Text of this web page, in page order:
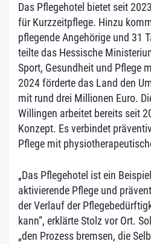
Das Pflegehotel bietet seit
für Kurzzeitpflege. Hinzu
pflegende Angehörige und 31
teilte das Hessische
Sport, Gesundheit und Pflege
2024 förderte das Land den
mit rund drei Millionen Euro.
Willingen arbeitet bereits seit
Konzept. Es verbindet
Pflege mit
„Das Pflegehotel ist ein
aktivierende Pflege und
der Verlauf der
kann“, erklärte Stolz vor Ort.
„den Prozess bremsen, die